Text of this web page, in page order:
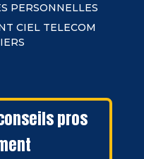
PERSONNELLES
CIEL TELECOM
pros